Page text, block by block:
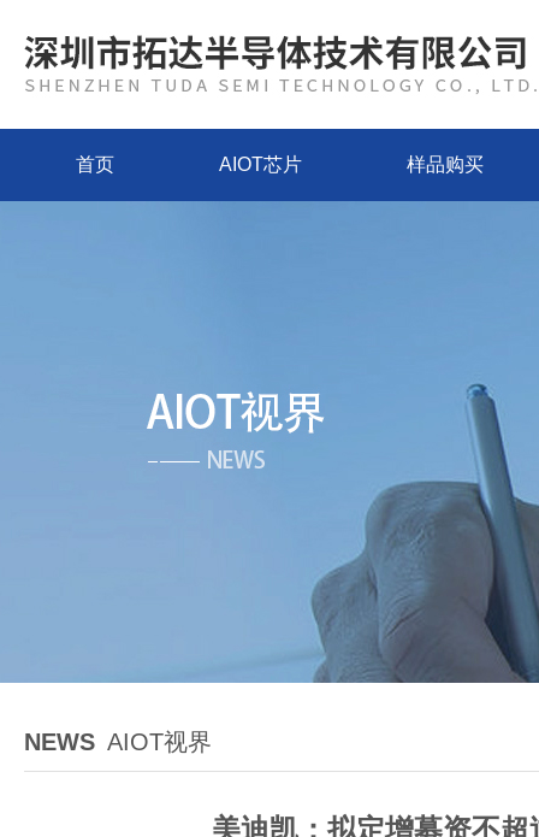
首页 AIOT芯片 样品购买
NEWS AIOT视界
美迪凯：拟定增募资不